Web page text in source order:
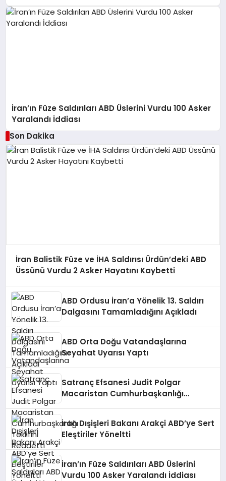
İran’ın Füze Saldırıları ABD Üslerini Vurdu 100 Asker
Yaralandı İddiası
Son Dakika
İran Balistik Füze ve İHA Saldırısı Ürdün’deki ABD
Üssünü Vurdu 2 Asker Hayatını Kaybetti
ABD Ordusu İran’a Yönelik 13. Saldırı
Dalgasını Tamamladığını Açıkladı
ABD Orta Doğu Vatandaşlarına
Seyahat Uyarısı Yaptı
Satranç Efsanesi Judit Polgar
Macaristan Cumhurbaşkanlığı
İran Dışişleri Bakanı Arakçi ABD’ye Sert
Eleştiriler Yöneltti
İran’ın Füze Saldırıları ABD Üslerini
Vurdu 100 Asker Yaralandı İddiası